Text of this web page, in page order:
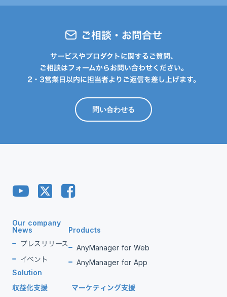
ご相談・お問合せ
サービスやプロダクトに関するご質問、
ご相談はフォームからお問い合わせください。
2・3営業日以内に担当者よりご返信を差し上げます。
問い合わせる
Our company
News
プレスリリース
イベント
Products
AnyManager for Web
AnyManager for App
Solution
収益化支援 マーケティング支援